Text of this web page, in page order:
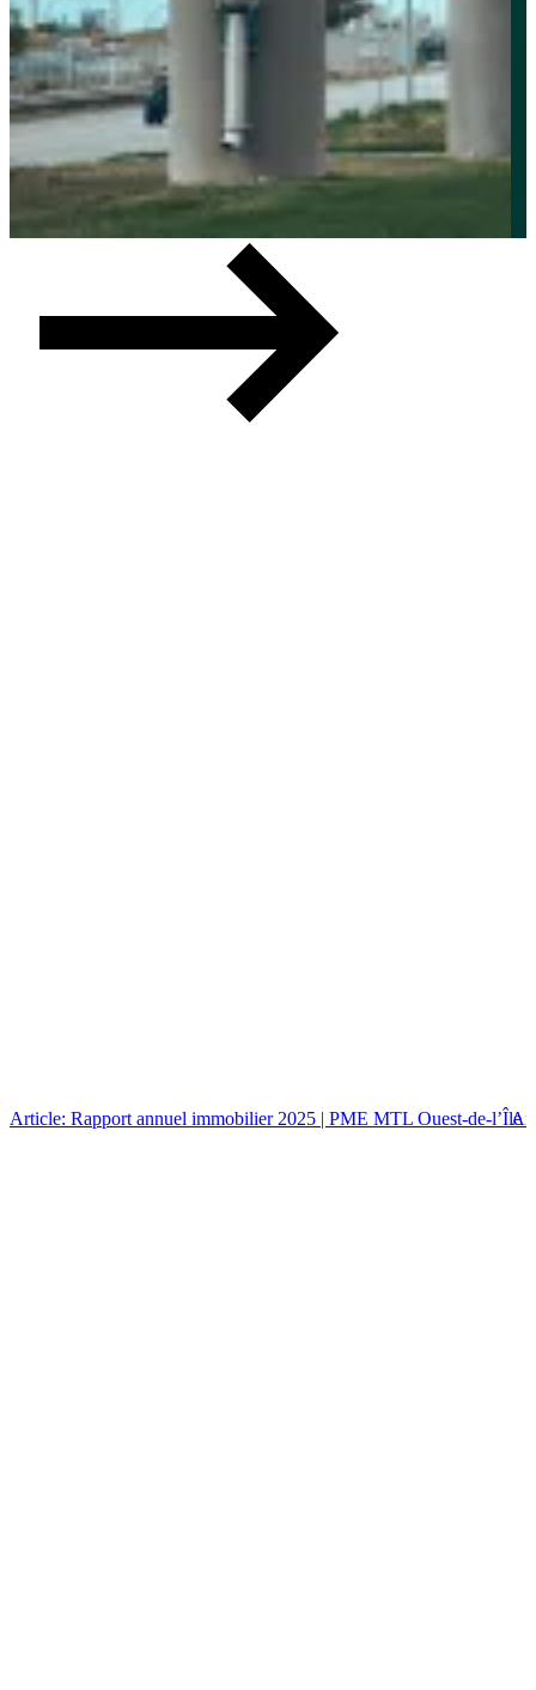
Article: Rapport annuel immobilier 2025 | PME MTL Ouest-de-l’Île